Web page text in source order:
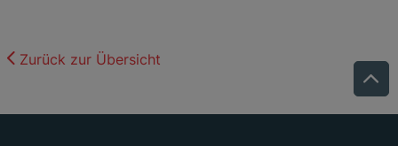
Zurück zur Übersicht